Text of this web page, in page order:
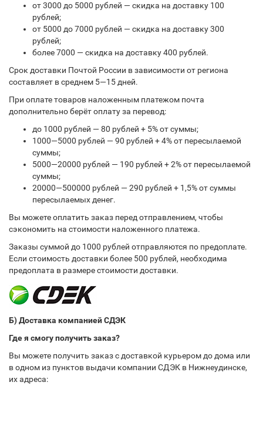
от 3000 до 5000 рублей — скидка на доставку 100
рублей;
от 5000 до 7000 рублей — скидка на доставку 300
рублей;
более 7000 — скидка на доставку 400 рублей.
Срок доставки Почтой России в зависимости от региона
составляет в среднем 5—15 дней.
При оплате товаров наложенным платежом почта
дополнительно берёт оплату за перевод:
до 1000 рублей — 80 рублей + 5% от суммы;
1000—5000 рублей — 90 рублей + 4% от пересылаемой
суммы;
5000—20000 рублей — 190 рублей + 2% от пересылаемой
суммы;
20000—500000 рублей — 290 рублей + 1,5% от суммы
пересылаемых денег.
Вы можете оплатить заказ перед отправлением, чтобы
сэкономить на стоимости наложенного платежа.
Заказы суммой до 1000 рублей отправляются по предоплате.
Если стоимость доставки более 500 рублей, необходима
предоплата в размере стоимости доставки.
Б) Доставка компанией СДЭК
Где я смогу получить заказ?
Вы можете получить заказ с доставкой курьером до дома или
в одном из пунктов выдачи компании СДЭК в Нижнеудинске,
их адреса: